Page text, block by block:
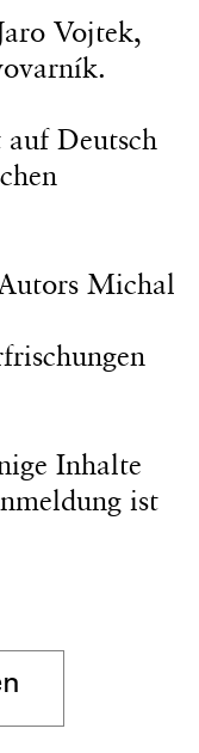
Vojtek,
Deutsch
Michal
Inhalte
ist